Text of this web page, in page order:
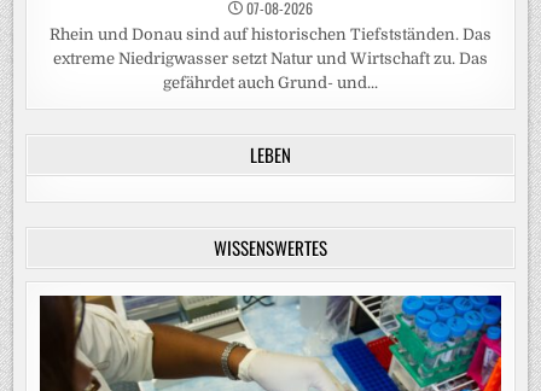
07-08-2026
Rhein und Donau sind auf historischen Tiefstständen. Das
extreme Niedrigwasser setzt Natur und Wirtschaft zu. Das
gefährdet auch Grund- und...
LEBEN
WISSENSWERTES